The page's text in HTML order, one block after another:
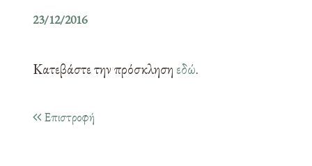
23/12/2016
Κατεβάστε την πρόσκληση εδώ.
Επιστροφή